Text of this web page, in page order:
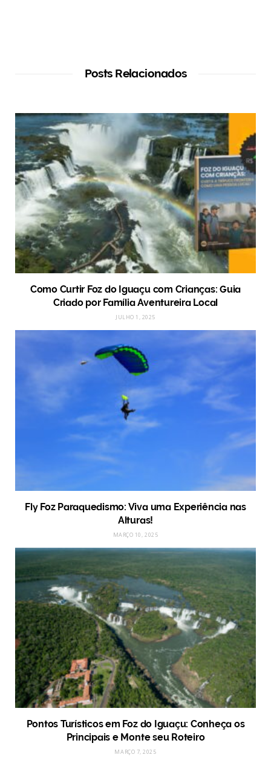
Posts Relacionados
Como Curtir Foz do Iguaçu com Crianças: Guia
Criado por Família Aventureira Local
JULHO 1, 2025
Fly Foz Paraquedismo: Viva uma Experiência nas
Alturas!
MARÇO 10, 2025
Pontos Turísticos em Foz do Iguaçu: Conheça os
Principais e Monte seu Roteiro
MARÇO 7, 2025